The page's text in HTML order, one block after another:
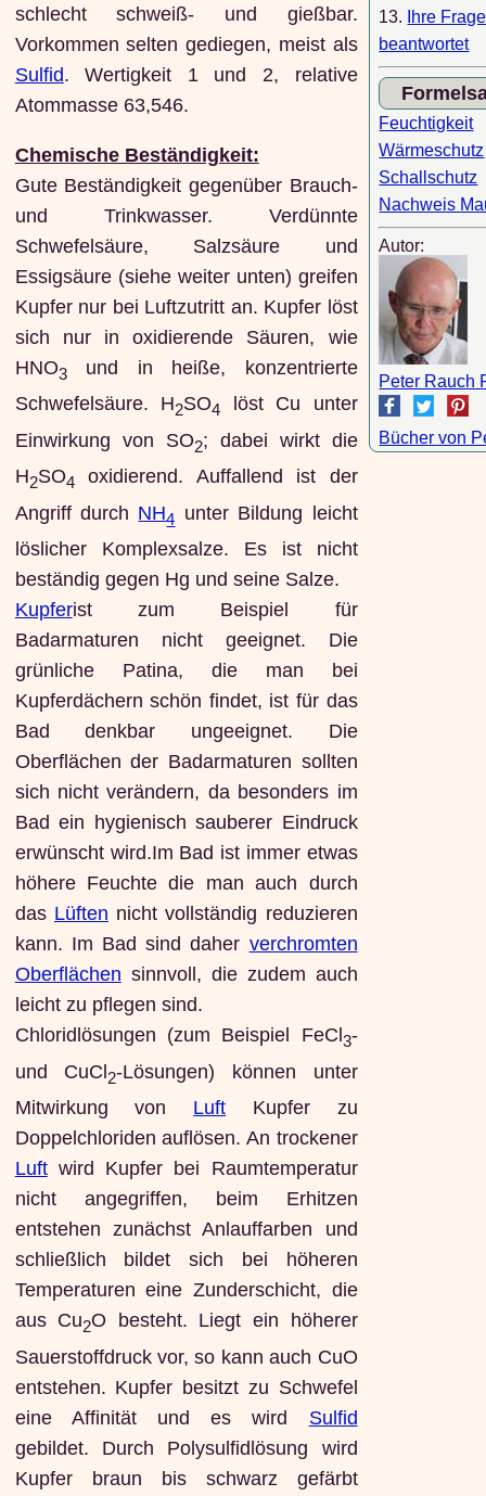
schlecht schweiß- und gießbar.
Vorkommen selten gediegen, meist als
Sulfid. Wertigkeit 1 und 2, relative
Atommasse 63,546.
Chemische Beständigkeit:
Gute Beständigkeit gegenüber Brauch-
und Trinkwasser. Verdünnte
Schwefelsäure, Salzsäure und
Essigsäure (siehe weiter unten) greifen
Kupfer nur bei Luftzutritt an. Kupfer löst
sich nur in oxidierende Säuren, wie
HNO3und in heiße, konzentrierte
Schwefelsäure. H2SO4
löst Cu unter
Einwirkung von SO2; dabei wirkt die
H2SO4
oxidierend. Auffallend ist der
Angriff durch NH4
unter Bildung leicht
löslicher Komplexsalze. Es ist nicht
beständig gegen Hg und seine Salze.
Kupferist zum Beispiel für
Badarmaturen nicht geeignet. Die
grünliche Patina, die man bei
Kupferdächern schön findet, ist für das
Bad denkbar ungeeignet. Die
Oberflächen der Badarmaturen sollten
sich nicht verändern, da besonders im
Bad ein hygienisch sauberer Eindruck
erwünscht wird.Im Bad ist immer etwas
höhere Feuchte die man auch durch
das Lüften nicht vollständig reduzieren
kann. Im Bad sind daher verchromten
Oberflächen sinnvoll, die zudem auch
leicht zu pflegen sind.
Chloridlösungen (zum Beispiel FeCl 3-
und CuCl2-Lösungen) können unter
Mitwirkung von Luft Kupfer zu
Doppelchloriden auflösen. An trockener
Luftwird Kupfer bei Raumtemperatur
nicht angegriffen, beim Erhitzen
entstehen zunächst Anlauffarben und
schließlich bildet sich bei höheren
Temperaturen eine Zunderschicht, die
aus Cu2O besteht. Liegt ein höherer
Sauerstoffdruck vor, so kann auch CuO
entstehen. Kupfer besitzt zu Schwefel
eine Affinität und es wird Sulfid
gebildet. Durch Polysulfidlösung wird
Kupfer braun bis schwarz gefärbt
13.
Ihre
beantwortet
Feuchtigkeit
Wärmeschutz
Schallschutz
Nachweis
Autor:
Peter Rauch
Bücher von